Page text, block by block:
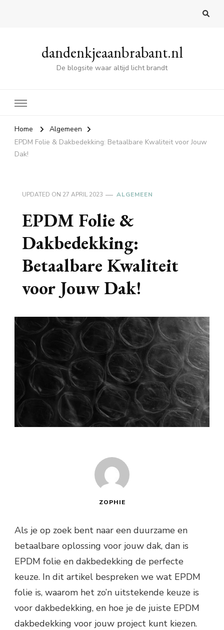
dandenkjeaanbrabant.nl
De blogsite waar altijd licht brandt
Home
Algemeen
EPDM Folie & Dakbedekking: Betaalbare Kwaliteit voor Jouw
Dak!
UPDATED ON 27 APRIL 2023 ALGEMEEN
EPDM Folie &
Dakbedekking:
Betaalbare Kwaliteit
voor Jouw Dak!
ZOPHIE
Als je op zoek bent naar een duurzame en
betaalbare oplossing voor jouw dak, dan is
EPDM folie en dakbedekking de perfecte
keuze. In dit artikel bespreken we wat EPDM
folie is, waarom het zo’n uitstekende keuze is
voor dakbedekking, en hoe je de juiste EPDM
dakbedekking voor jouw project kunt kiezen.